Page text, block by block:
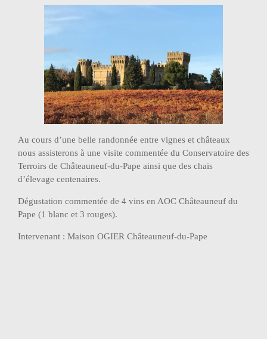
Au cours d’une belle randonnée entre vignes et châteaux
nous assisterons à une visite commentée du Conservatoire des
Terroirs de Châteauneuf-du-Pape ainsi que des chais
d’élevage centenaires.
Dégustation commentée de 4 vins en AOC Châteauneuf du
Pape (1 blanc et 3 rouges).
Intervenant : Maison OGIER Châteauneuf-du-Pape